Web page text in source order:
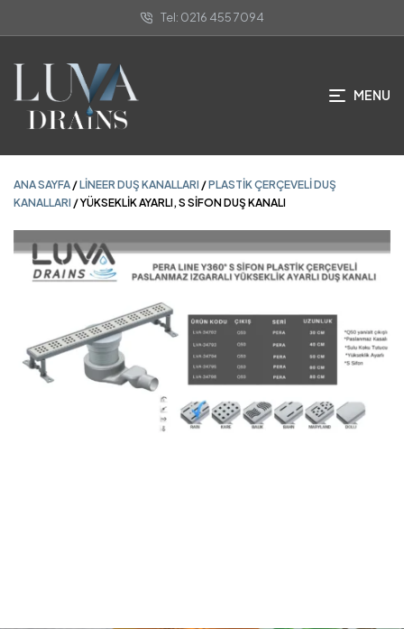
Tel: 0216 455 7094
MENU
ANA SAYFA/LINEER DUŞ KANALLARI/PLASTIK ÇERÇEVELI DUŞ
ANA SAYFA /LINEER DUŞ KANALLARI /PLASTIK ÇERÇEVELI DUŞ
KANALLARI / YÜKSEKLİK AYARLI, S SİFON DUŞ KANALI